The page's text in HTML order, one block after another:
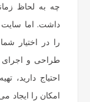
چه به لحاظ
داشت. اما
را در اختیار
طراحی و اجرای
احتیاج دارید،
امکان را